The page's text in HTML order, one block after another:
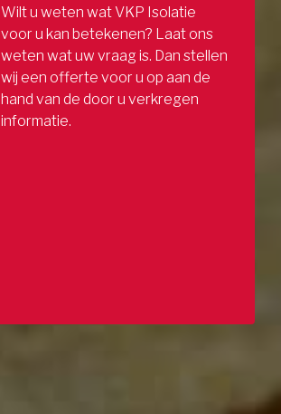
Wilt u weten wat VKP Isolatie
voor u kan betekenen? Laat ons
weten wat uw vraag is. Dan stellen
wij een offerte voor u op aan de
hand van de door u verkregen
informatie.